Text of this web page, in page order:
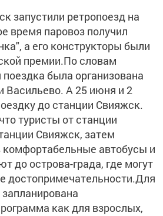
запустили ретропоезд на
время паровоз получил
а его конструкторы были
премии.По словам
была организована
Васильево. А 25 июня и 2
до станции Свияжск.
туристы от станции
Свияжск, затем
автобусы и
до острова-града, где могут
достопримечательности.Для
как для взрослых,